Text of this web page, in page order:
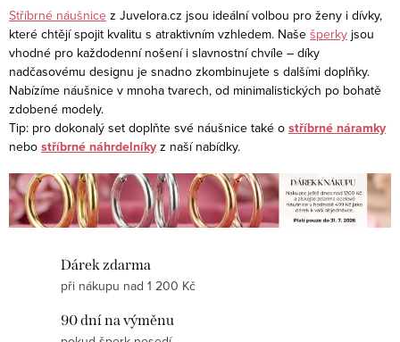
c
í
p
r
v
k
y
v
ý
p
á
n
k
o
v
á
í
Stříbrné náušnice z Juvelora.cz jsou ideální volbou pro ženy i dívky,
které chtějí spojit kvalitu s atraktivním vzhledem. Naše šperky jsou
vhodné pro každodenní nošení i slavnostní chvíle – díky
nadčasovému designu je snadno zkombinujete s dalšími doplňky.
Nabízíme náušnice v mnoha tvarech, od minimalistických po bohatě
zdobené modely.
Tip: pro dokonalý set doplňte své náušnice také o stříbrné náramky
nebo stříbrné náhrdelníky z naší nabídky.
Dárek zdarma
při nákupu nad 1 200 Kč
90 dní na výměnu